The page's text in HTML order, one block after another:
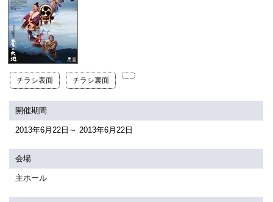
アクセシビリティ/
サービス
会員制度のご案内
座席表
プラットニュース
チラシ表面 チラシ裏面
開催期間
2013年6月22日～ 2013年6月22日
会場
主ホール
チケット・座席表・鑑賞サポートなど
施設の利用について
サポート
関連団体・施設